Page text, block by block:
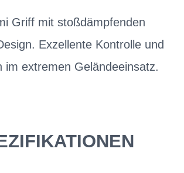
Griff mit stoßdämpfenden
Exzellente Kontrolle und
im extremen Geländeeinsatz.